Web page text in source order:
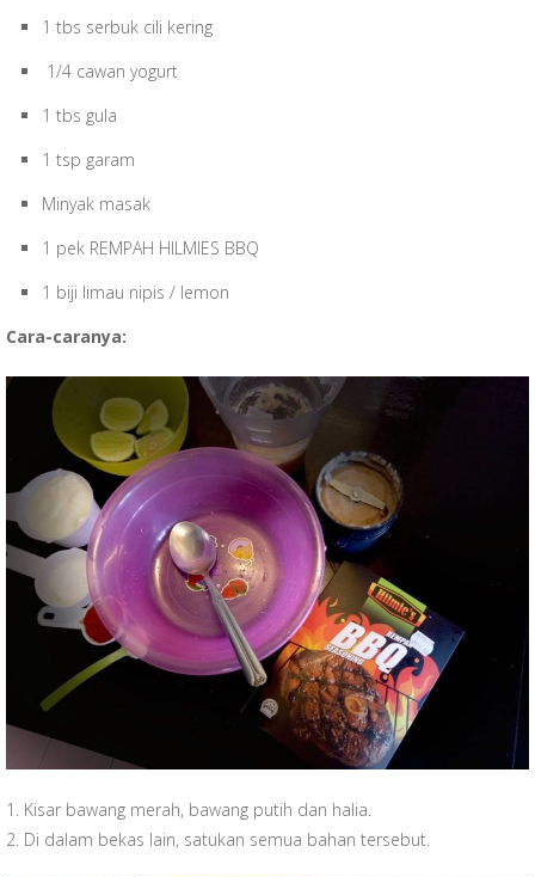
1 tbs serbuk cili kering
1/4 cawan yogurt
1 tbs gula
1 tsp garam
Minyak masak
1 pek REMPAH HILMIES BBQ
1 biji limau nipis / lemon
Cara-caranya:
1. Kisar bawang merah, bawang putih dan halia.
2. Di dalam bekas lain, satukan semua bahan tersebut.